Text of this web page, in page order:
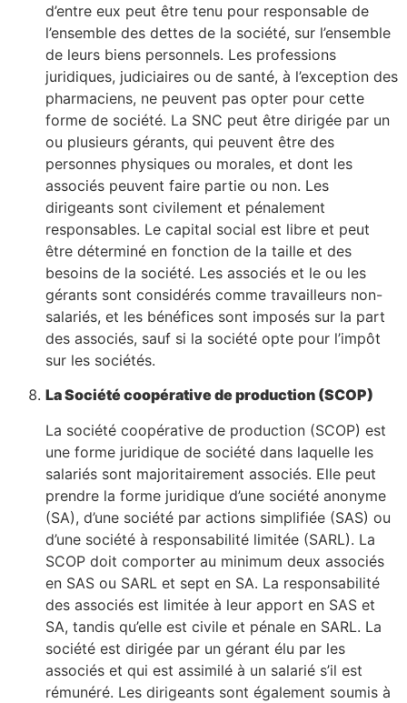
d’entre eux peut être tenu pour responsable de
l’ensemble des dettes de la société, sur l’ensemble
de leurs biens personnels. Les professions
juridiques, judiciaires ou de santé, à l’exception des
pharmaciens, ne peuvent pas opter pour cette
forme de société. La SNC peut être dirigée par un
ou plusieurs gérants, qui peuvent être des
personnes physiques ou morales, et dont les
associés peuvent faire partie ou non. Les
dirigeants sont civilement et pénalement
responsables. Le capital social est libre et peut
être déterminé en fonction de la taille et des
besoins de la société. Les associés et le ou les
gérants sont considérés comme travailleurs non-
salariés, et les bénéfices sont imposés sur la part
des associés, sauf si la société opte pour l’impôt
sur les sociétés.
La Société coopérative de production (SCOP)
La société coopérative de production (SCOP) est
une forme juridique de société dans laquelle les
salariés sont majoritairement associés. Elle peut
prendre la forme juridique d’une société anonyme
(SA), d’une société par actions simplifiée (SAS) ou
d’une société à responsabilité limitée (SARL). La
SCOP doit comporter au minimum deux associés
en SAS ou SARL et sept en SA. La responsabilité
des associés est limitée à leur apport en SAS et
SA, tandis qu’elle est civile et pénale en SARL. La
société est dirigée par un gérant élu par les
associés et qui est assimilé à un salarié s’il est
rémunéré. Les dirigeants sont également soumis à